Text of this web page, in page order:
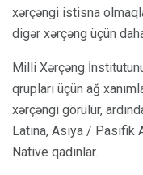
xərçəngi istisna
digər xərçəng üçün
Milli Xərçəng
qrupları üçün ağ
xərçəngi görülür,
Latina, Asiya / Pasifik
Native qadınlar.